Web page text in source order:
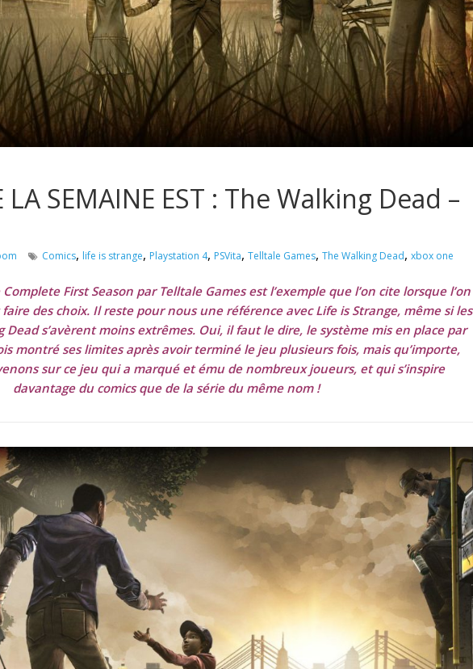
LA SEMAINE EST : The Walking Dead –
Comics, life is strange, Playstation 4, PSVita, Telltale Games, The Walking Dead, xbox one
First Season par Telltale Games est l’exemple que l’on cite lorsque l’on
des choix. Il reste pour nous une référence avec Life is Strange, même si les
Dead s’avèrent moins extrêmes. Oui, il faut le dire, le système mis en place par
montré ses limites après avoir terminé le jeu plusieurs fois, mais qu’importe,
sur ce jeu qui a marqué et ému de nombreux joueurs, et qui s’inspire
davantage du comics que de la série du même nom !